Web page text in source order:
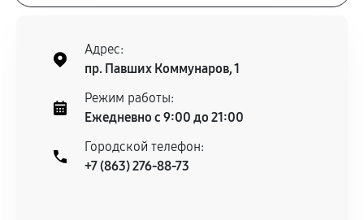
Адрес:
пр. Павших Коммунаров, 1
Режим работы:
Ежедневно с 9:00 до 21:00
Городской телефон:
+7 (863) 276-88-73